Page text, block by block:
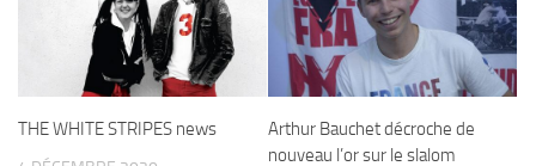
THE WHITE STRIPES news
Arthur Bauchet décroche de
nouveau l’or sur le slalom